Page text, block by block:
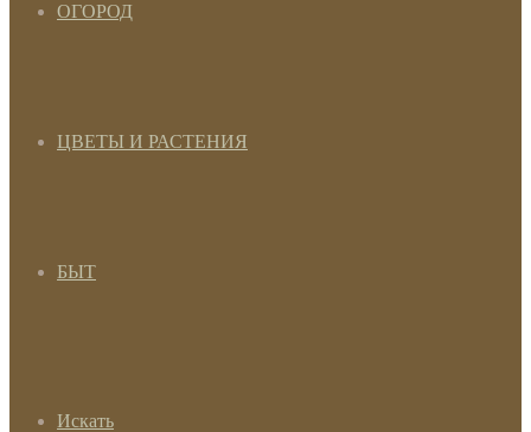
ОГОРОД
ЦВЕТЫ И РАСТЕНИЯ
БЫТ
Искать